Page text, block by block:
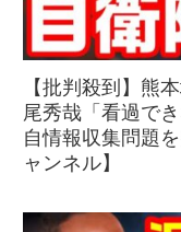
【批判殺到】熊
尾秀哉「看過で
自情報収集問題
ャンネル】